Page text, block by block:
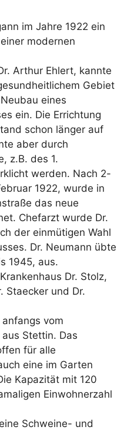
im Jahre 1922 ein
modernen
Arthur Ehlert, kannte
Gebiet
eines
ein. Die Errichtung
schon länger auf
aber durch
z.B. des 1.
werden. Nach 2-
1922, wurde in
das neue
Chefarzt wurde Dr.
der einmütigen Wahl
Dr. Neumann übte
1945, aus.
Dr. Stolz,
Staecker und Dr.
vom
aus Stettin. Das
für alle
eine im Garten
Kapazität mit 120
Einwohnerzahl
Schweine- und